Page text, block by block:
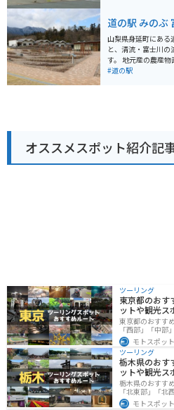
が完備されているの
を望む絶景ロード「
延山久遠寺」など
す。 特産品としては、早川町産のブルーベリーを使った
ジャムやジュース、
を楽しむことができ
道の駅 みのぶ
山梨県身延町にある
と、清流・富士川
す。 地元産の農産物直売所では、新鮮な野菜や果物が販
売されており、お土
た駐車場が完備さ
充実しています。道
化を満喫してみては
#道の駅
オススメスポット紹介記
ツーリング
東京都のおす
ットや観光ス
東京都のおすす
「西部」「中
ます。西に行け
トと、自然も街
イクで東京都に
い。
モトスポット
ツーリング
栃木県のおす
ットや観光ス
栃木県のおすす
「北東部」「
ト紹介します。
モトスポット